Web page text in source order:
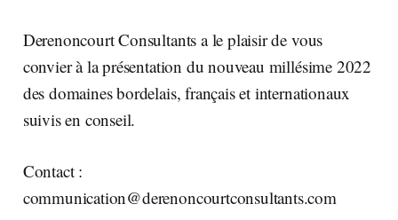
Derenoncourt Consultants a le plaisir de vous
convier à la présentation du nouveau millésime 2022
des domaines bordelais, français et internationaux
suivis en conseil.
Contact :
communication@derenoncourtconsultants.com